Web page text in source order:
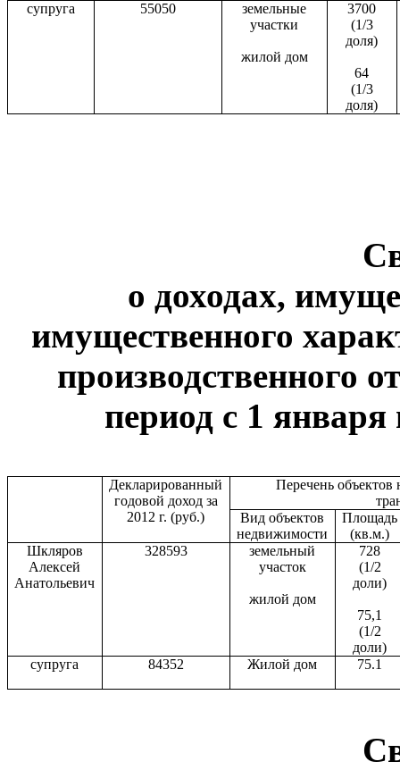
супруга 55050
земельные
участки
жилой дом
3700
(1/3
доля)
64
(1/3
доля)
о доходах,
имущественного
производственного
период с 1 января
Декларированный
годовой доход за
2012 г. (руб.)
Перечень
Вид объектов
недвижимости
Площадь
(кв.м.)
Шкляров
Алексей
Анатольевич
328593
земельный
участок
жилой дом
728
(1/2
доли)
75,1
(1/2
доли)
супруга
84352 Жилой дом 75.1